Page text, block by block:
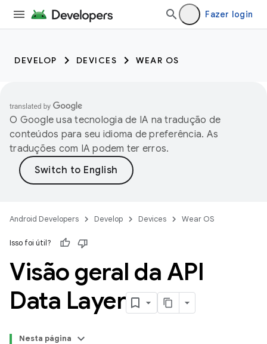
Fazer login
DEVELOP DEVICES WEAR OS
O Google usa tecnologia de IA na tradução de
conteúdos para seu idioma de preferência. As
traduções com IA podem ter erros.
Android Developers Develop Devices Wear OS
Isso foi útil?
Visão geral da API
Data Layer
Nesta página